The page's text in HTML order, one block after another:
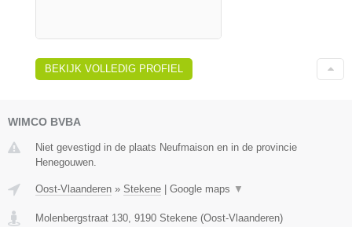
BEKIJK VOLLEDIG PROFIEL
WIMCO BVBA
Niet gevestigd in de plaats Neufmaison en in de provincie
Henegouwen.
Oost-Vlaanderen » Stekene Google maps ▼
Molenbergstraat 130 9190 Stekene (Oost-Vlaanderen)